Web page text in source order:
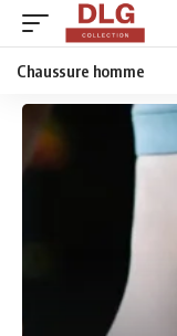
Chaussure homme